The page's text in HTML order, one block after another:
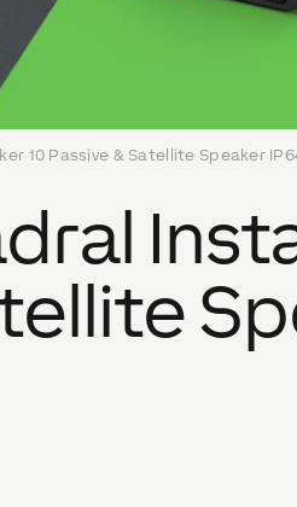
10 Passive & Satellite Speaker